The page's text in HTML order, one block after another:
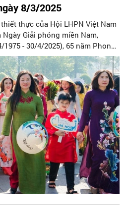
8/3/2025
thực của Hội LHPN Việt Nam
Giải phóng miền Nam,
- 30/4/2025), 65 năm Phong
17/1/2025) với vai trò quan trọng
Phong trào "Ba đảm đang"
niệm 115 năm Ngày Quốc tế
1985 năm Cuộc khởi nghĩa Hai
của chuỗi hoạt động hưởng
2019 đến nay.